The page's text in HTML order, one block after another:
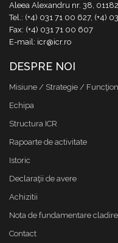
Aleea Alexandru nr. 38,
Tel.: (+4) 031 71 00 627, (+4)
Fax: (+4) 031 71 00 607
E-mail: icr@icr.ro
DESPRE NOI
Misiune / Strategie /
Echipa
Structura ICR
Rapoarte de activitate
Istoric
Declaraţii de avere
Achizitii
Nota de fundamentare cladire
Contact